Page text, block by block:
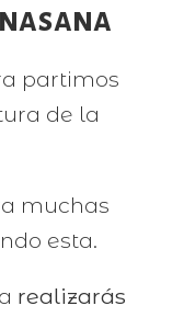
partimos
de la
muchas
esta.
realizarás